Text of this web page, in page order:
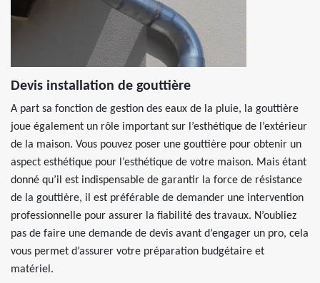
Devis installation de gouttière
A part sa fonction de gestion des eaux de la pluie, la gouttière
joue également un rôle important sur l’esthétique de l’extérieur
de la maison. Vous pouvez poser une gouttière pour obtenir un
aspect esthétique pour l’esthétique de votre maison. Mais étant
donné qu’il est indispensable de garantir la force de résistance
de la gouttière, il est préférable de demander une intervention
professionnelle pour assurer la fiabilité des travaux. N’oubliez
pas de faire une demande de devis avant d’engager un pro, cela
vous permet d’assurer votre préparation budgétaire et
matériel.